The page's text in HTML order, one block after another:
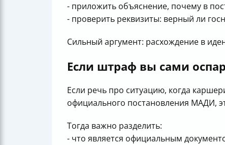
- приложить объяснение, почему в
- проверить реквизиты: верный ли
Сильный аргумент: расхождение в
Если штраф вы сами
Если речь про ситуацию, когда
официального постановления МАДИ,
Тогда важно разделить:
- что является официальным